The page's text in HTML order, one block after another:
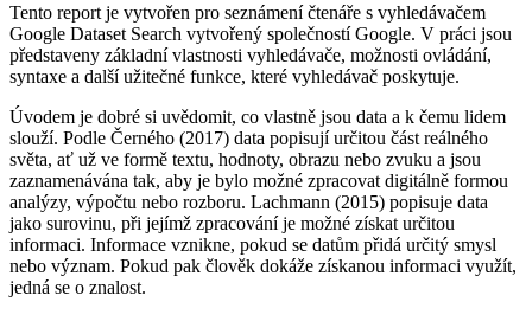
Tento report je vytvořen pro seznámení čtenáře s vyhledávačem
Google Dataset Search vytvořený společností Google. V práci jsou
představeny základní vlastnosti vyhledávače, možnosti ovládání,
syntaxe a další užitečné funkce, které vyhledávač poskytuje.
Úvodem je dobré si uvědomit, co vlastně jsou data a k čemu lidem
slouží. Podle Černého (2017) data popisují určitou část reálného
světa, ať už ve formě textu, hodnoty, obrazu nebo zvuku a jsou
zaznamenávána tak, aby je bylo možné zpracovat digitálně formou
analýzy, výpočtu nebo rozboru. Lachmann (2015) popisuje data
jako surovinu, při jejímž zpracování je možné získat určitou
informaci. Informace vznikne, pokud se datům přidá určitý smysl
nebo význam. Pokud pak člověk dokáže získanou informaci využít,
jedná se o znalost.